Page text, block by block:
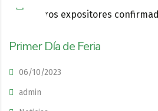
Primer Día de Feria
06/10/2023
admin